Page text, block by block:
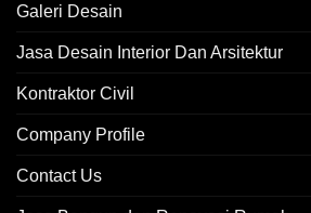
Galeri Desain
Jasa Desain Interior Dan Arsitektur
Kontraktor Civil
Company Profile
Contact Us